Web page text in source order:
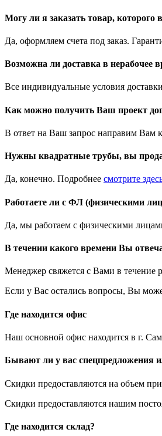
Могу ли я заказать товар,
Да, оформляем счета под заказ.
Возможна ли доставка в нерабочее
Все индивидуальные условия
Как можно получить Ваш проект
В ответ на Ваш запрос направим Вам
Нужны квадратные трубы, вы
Да, конечно. Подробнее смотрите
Работаете ли с ФЛ (физическими
Да, мы работаем с физическими
В течении какого времени Вы
Менеджер свяжется с Вами в течение
Если у Вас остались вопросы, Вы
Где находится офис
Наш основной офис находится в г.
Бывают ли у вас спецпредложения
Скидки предоставляются на объем
Скидки предоставляются нашим
Где находится склад?